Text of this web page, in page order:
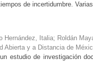
de incertidumbre.
Hernández, Italia; Roldán
Abierta y a Distancia de
estudio de investigación